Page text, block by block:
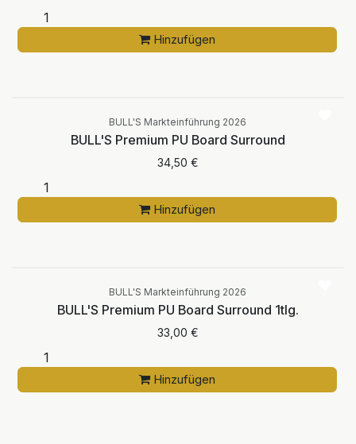
Hinzufügen
BULL'S Markteinführung 2026
BULL'S Premium PU Board Surround
34,50 €
Hinzufügen
BULL'S Markteinführung 2026
BULL'S Premium PU Board Surround 1tlg.
33,00 €
Hinzufügen